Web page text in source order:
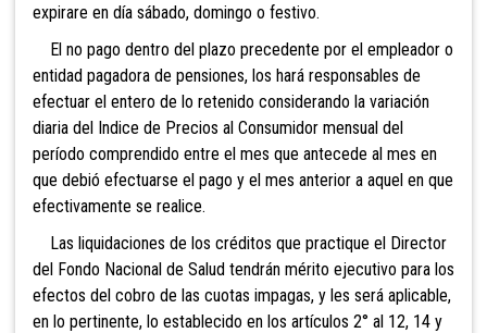
expirare en día sábado, domingo o festivo.
El no pago dentro del plazo precedente por el empleador o
entidad pagadora de pensiones, los hará responsables de
efectuar el entero de lo retenido considerando la variación
diaria del Indice de Precios al Consumidor mensual del
período comprendido entre el mes que antecede al mes en
que debió efectuarse el pago y el mes anterior a aquel en que
efectivamente se realice.
Las liquidaciones de los créditos que practique el Director
del Fondo Nacional de Salud tendrán mérito ejecutivo para los
efectos del cobro de las cuotas impagas, y les será aplicable,
en lo pertinente, lo establecido en los artículos 2° al 12, 14 y